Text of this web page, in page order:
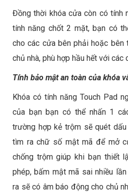
Đồng thời khóa cửa còn có tính
tính năng chốt 2 mặt, bạn có
cho các cửa bên phải hoặc bên
chủ nhà, phù hợp hầu hết với các
Tính bảo mật an toàn của khóa
Khóa có tính năng Touch Pad
của bạn bạn có thể nhấn 1
trường hợp kẻ trộm sẽ quét
tìm ra chữ số mật mã để mở
chống trộm giúp khi bạn thiết
phép, bấm mật mã sai nhiều
ra sẽ có âm báo động cho chủ